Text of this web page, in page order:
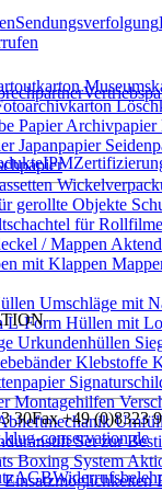
PapierArchivpapier
Japanpapier
gerollte Objekte
für Rollfilme
/ Mappen
mit Klappen
Umschläge mit
L-Form Hüllen mit
Urkundenhüllen
Klebstoffe
Montagehilfen
Set zur
Boxing System
Einsatzmöglichkeiten
Sendungsverfolgung
IPM
30Fax +49 (0)8323
conservation.de
AGB